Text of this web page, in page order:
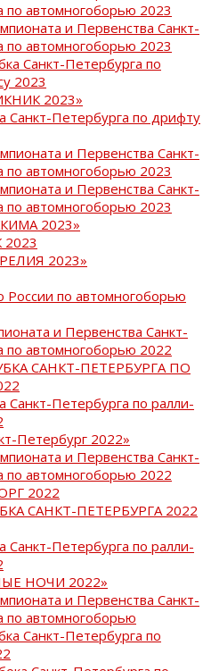
по автомногоборью 2023
и Первенства Санкт-
по автомногоборью 2023
Санкт-Петербурга по
2023
2023»
Санкт-Петербурга по дрифту
и Первенства Санкт-
по автомногоборью 2023
и Первенства Санкт-
по автомногоборью 2023
2023»
2023»
России по автомногоборью
и Первенства Санкт-
по автомногоборью 2022
САНКТ-ПЕТЕРБУРГА ПО
Санкт-Петербурга по ралли-
Петербург 2022»
и Первенства Санкт-
по автомногоборью 2022
2022
САНКТ-ПЕТЕРБУРГА 2022
Санкт-Петербурга по ралли-
НОЧИ 2022»
и Первенства Санкт-
по автомногоборью
Санкт-Петербурга по